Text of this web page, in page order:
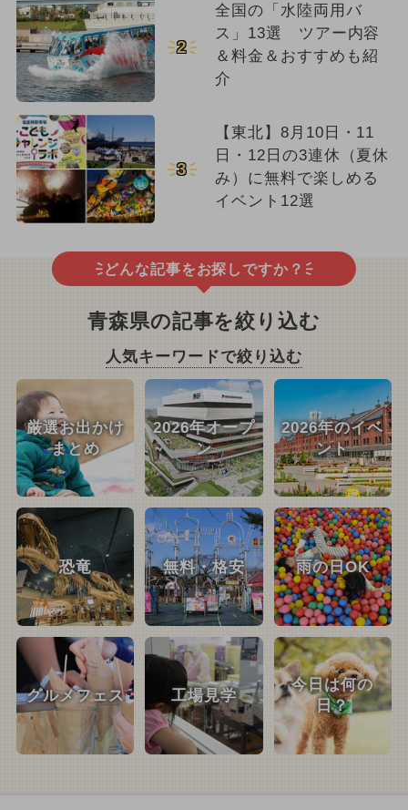
2
全国の「水陸両用バ
ス」13選 ツアー内容
＆料金＆おすすめも紹
介
3
【東北】8月10日・11
日・12日の3連休（夏休
み）に無料で楽しめる
イベント12選
どんな記事をお探しですか？
青森県の記事を絞り込む
人気キーワードで絞り込む
厳選お出かけ
まとめ
2026年オープ
ン
2026年のイベ
ント
恐竜 無料・格安 雨の日OK
グルメフェス 工場見学
今日は何の
日？